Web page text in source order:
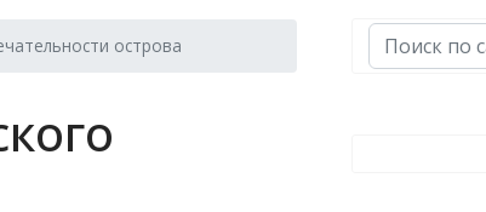
острова Поиск